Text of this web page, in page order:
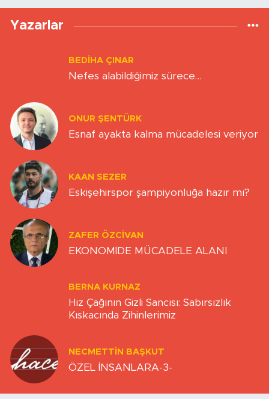
Yazarlar
BEDIHA ÇINAR
Nefes alabildiğimiz sürece…
ONUR ŞENTÜRK
Esnaf ayakta kalma mücadelesi veriyor
KAAN SEZER
Eskişehirspor şampiyonluğa hazır mı?
ZAFER ÖZCIVAN
EKONOMİDE MÜCADELE ALANI
BERNA KURNAZ
Hız Çağının Gizli Sancısı: Sabırsızlık
Kıskacında Zihinlerimiz
NECMETTIN BAŞKUT
ÖZEL İNSANLARA-3-